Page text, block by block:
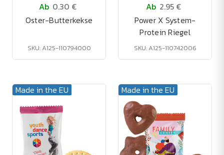
Ab 0.30 €
Oster-Butterkekse
SKU: A125-110794000
Ab 2.95 €
Power X System-
Protein Riegel
SKU: A125-110742006
Made in the EU Made in the EU